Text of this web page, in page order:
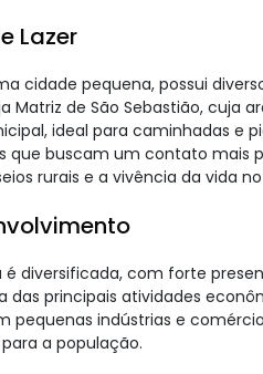
Lazer
cidade pequena, possui
Matriz de São Sebastião, cuja
ideal para caminhadas e
que buscam um contato mais
rurais e a vivência da vida
diversificada, com forte
das principais atividades
pequenas indústrias e
a população.